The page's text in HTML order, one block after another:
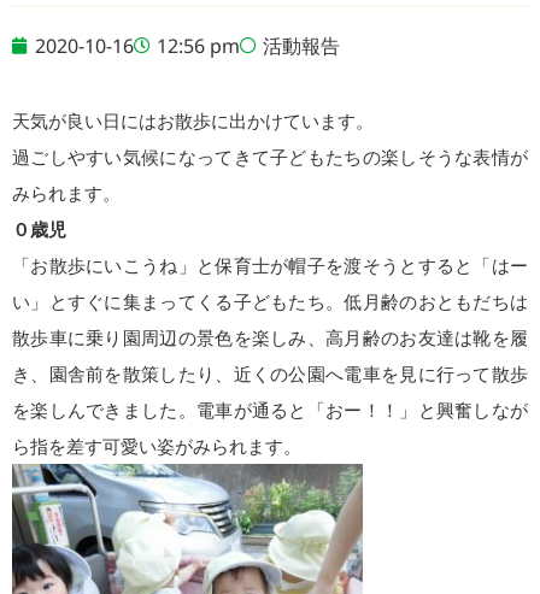
2020-10-16 12:56 pm 活動報告
天気が良い日にはお散歩に出かけています。
過ごしやすい気候になってきて子どもたちの楽しそうな表情が
みられます。
０歳児
「お散歩にいこうね」と保育士が帽子を渡そうとすると「はー
い」とすぐに集まってくる子どもたち。低月齢のおともだちは
散歩車に乗り園周辺の景色を楽しみ、高月齢のお友達は靴を履
き、園舎前を散策したり、近くの公園へ電車を見に行って散歩
を楽しんできました。電車が通ると「おー！！」と興奮しなが
ら指を差す可愛い姿がみられます。